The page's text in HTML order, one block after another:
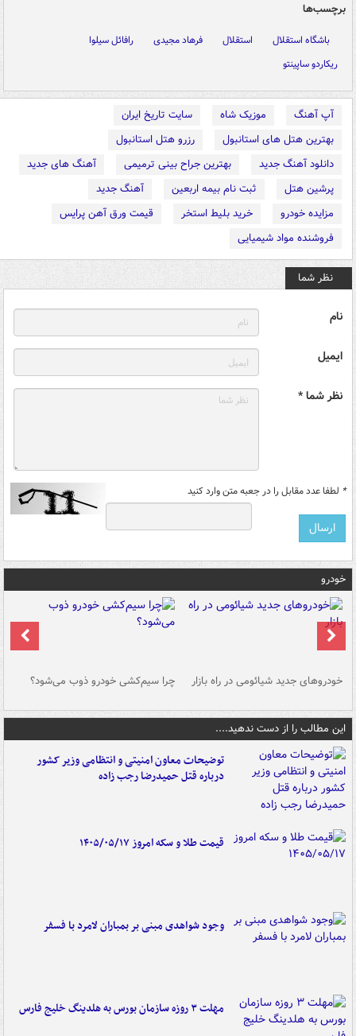
برچسب‌ها
باشگاه استقلال استقلال فرهاد مجیدی
رافائل سیلوا
ریکاردو ساپینتو
آپ آهنگ موزیک شاه
سایت تاریخ ایران
بهترین هتل های استانبول
رزرو هتل استانبول
دانلود آهنگ جدید
بهترین جراح بینی ترمیمی
آهنگ های جدید
پرشین هتل
ثبت نام بیمه اربعین
آهنگ جدید
مزایده خودرو
خرید بلیط استخر
قیمت ورق آهن پرایس
فروشنده مواد شیمیایی
نظر شما
نام
ایمیل
نظر شما *
* لطفا عدد مقابل را در جعبه متن وارد کنید
خودرو
خودروهای جدید شیائومی در راه بازار چرا سیم‌کشی خودرو ذوب می‌شود؟
این مطالب را از دست ندهید....
توضیحات معاون امنیتی و انتظامی وزیر کشور
درباره قتل حمیدرضا رجب زاده
قیمت طلا و سکه امروز ۱۴۰۵/۰۵/۱۷
وجود شواهدی مبنی بر بمباران لامرد با فسفر
مهلت ۳ روزه سازمان بورس به هلدینگ خلیج فارس